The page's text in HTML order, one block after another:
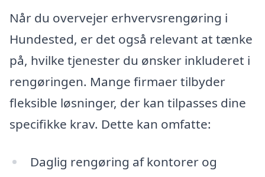
Når du overvejer erhvervsrengøring i
Hundested, er det også relevant at tænke
på, hvilke tjenester du ønsker inkluderet i
rengøringen. Mange firmaer tilbyder
fleksible løsninger, der kan tilpasses dine
specifikke krav. Dette kan omfatte:
Daglig rengøring af kontorer og